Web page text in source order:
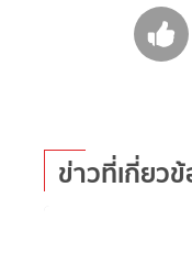
ข่าวที่เกี่ยว